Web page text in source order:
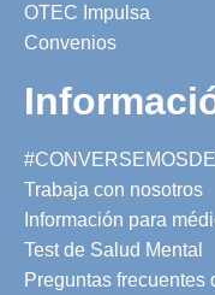
OTEC Impulsa
Convenios
Trabaja con nosotros
Información para
Test de Salud Mental
Preguntas